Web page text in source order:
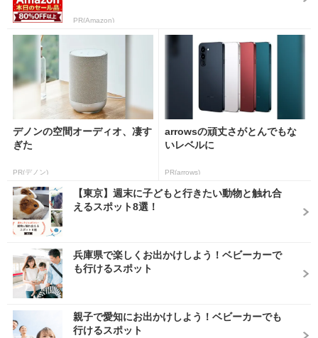
PR(Amazon)
デノンの空間オーディオ、凄す
ぎた
PR(デノン)
arrowsの頑丈さがとんでもな
いレベルに
PR(arrows)
【東京】週末に子どもと行きたい動物と触れ合
えるスポット8選！
兵庫県で楽しくお出かけしよう！ベビーカーで
も行けるスポット
親子で愛知にお出かけしよう！ベビーカーでも
行けるスポット